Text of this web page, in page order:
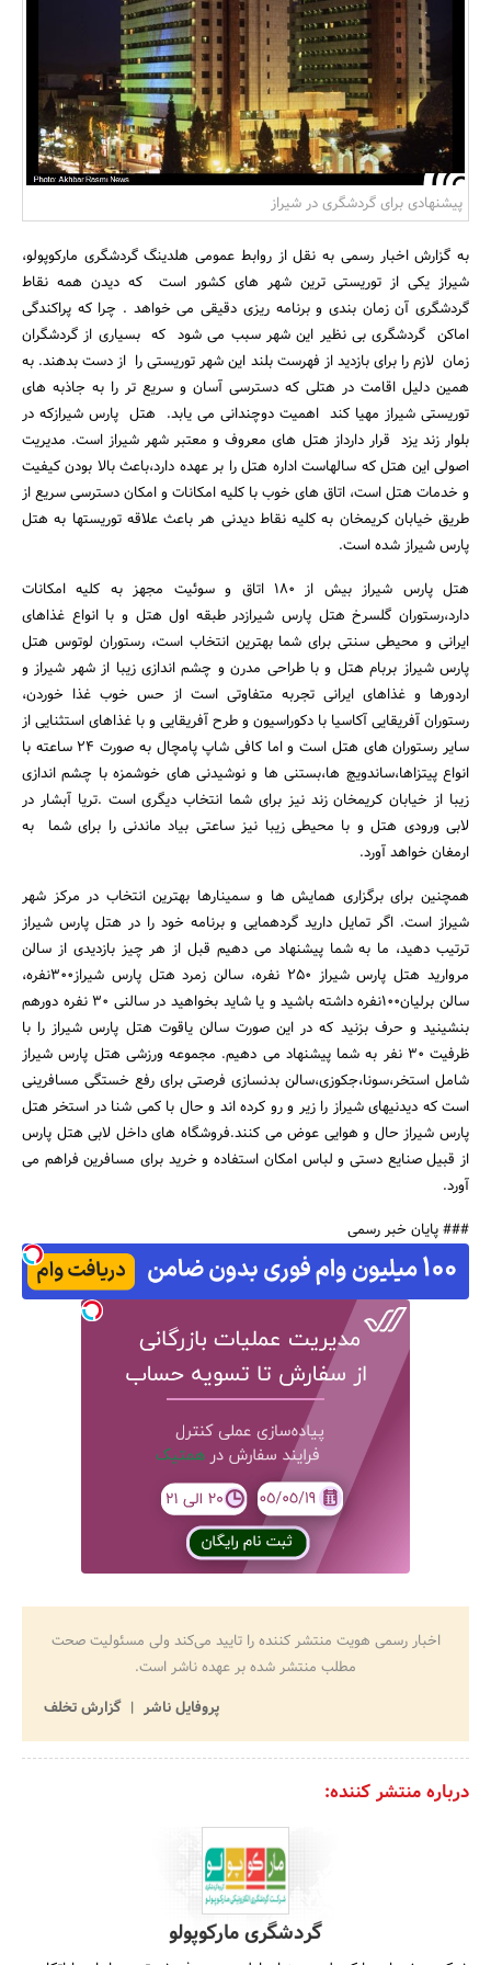
بانک، بیمه و سرمایه
مسکن و ساختمان
جستجو
پیشنهادی برای گردشگری در شیراز
به گزارش اخبار رسمی به نقل از روابط عمومی هلدینگ گردشگری مارکوپولو،
شیراز یکی از توریستی ترین شهر های کشور است که دیدن همه نقاط
گردشگری آن زمان بندی و برنامه ریزی دقیقی می خواهد . چرا که پراکندگی
اماکن گردشگری بی نظیر این شهر سبب می شود که بسیاری از گردشگران
زمان لازم را برای بازدید از فهرست بلند این شهر توریستی را از دست بدهند. به
همین دلیل اقامت در هتلی که دسترسی آسان و سریع تر را به جاذبه های
توریستی شیراز مهیا کند اهمیت دوچندانی می یابد. هتل پارس شیرازکه در
بلوار زند یزد قرار دارداز هتل های معروف و معتبر شهر شیراز است. مدیریت
اصولی این هتل که سالهاست اداره هتل را بر عهده دارد،باعث بالا بودن کیفیت
و خدمات هتل است، اتاق های خوب با کلیه امکانات و امکان دسترسی سریع از
طریق خیابان کریمخان به کلیه نقاط دیدنی هر باعث علاقه توریستها به هتل
پارس شیراز شده است.
هتل پارس شیراز بیش از 180 اتاق و سوئیت مجهز به کلیه امکانات
دارد،رستوران گلسرخ هتل پارس شیرازدر طبقه اول هتل و با انواع غذاهای
ایرانی و محیطی سنتی برای شما بهترین انتخاب است، رستوران لوتوس هتل
پارس شیراز بربام هتل و با طراحی مدرن و چشم اندازی زیبا از شهر شیراز و
اردورها و غذاهای ایرانی تجربه متفاوتی است از حس خوب غذا خوردن،
رستوران آفریقایی آکاسیا با دکوراسیون و طرح آفریقایی و با غذاهای استثنایی از
سایر رستوران های هتل است و اما کافی شاپ پامچال به صورت 24 ساعته با
انواع پیتزاها،ساندویچ ها،بستنی ها و نوشیدنی های خوشمزه با چشم اندازی
زیبا از خیابان کریمخان زند نیز برای شما انتخاب دیگری است .تریا آبشار در
لابی ورودی هتل و با محیطی زیبا نیز ساعتی بیاد ماندنی را برای شما به
ارمغان خواهد آورد.
همچنین برای برگزاری همایش ها و سمینارها بهترین انتخاب در مرکز شهر
شیراز است. اگر تمایل دارید گردهمایی و برنامه خود را در هتل پارس شیراز
ترتیب دهید، ما به شما پیشنهاد می دهیم قبل از هر چیز بازدیدی از سالن
مروارید هتل پارس شیراز 250 نفره، سالن زمرد هتل پارس شیراز300نفره،
سالن برلیان100نفره داشته باشید و یا شاید بخواهید در سالنی 30 نفره دورهم
بنشینید و حرف بزنید که در این صورت سالن یاقوت هتل پارس شیراز را با
ظرفیت 30 نفر به شما پیشنهاد می دهیم. مجموعه ورزشی هتل پارس شیراز
شامل استخر،سونا،جکوزی،سالن بدنسازی فرصتی برای رفع خستگی مسافرینی
است که دیدنیهای شیراز را زیر و رو کرده اند و حال با کمی شنا در استخر هتل
پارس شیراز حال و هوایی عوض می کنند.فروشگاه های داخل لابی هتل پارس
از قبیل صنایع دستی و لباس امکان استفاده و خرید برای مسافرین فراهم می
آورد.
### پایان خبر رسمی
اخبار رسمی هویت منتشر کننده را تایید می‌کند ولی مسئولیت صحت
مطلب منتشر شده بر عهده ناشر است.
پروفایل ناشر
گزارش تخلف
درباره منتشر کننده:
گردشگری مارکوپولو